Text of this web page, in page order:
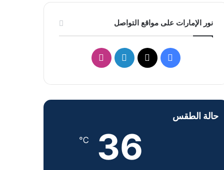
نور الإمارات على مواقع التواصل
س
ن
د
س
حالة الطقس
36
℃